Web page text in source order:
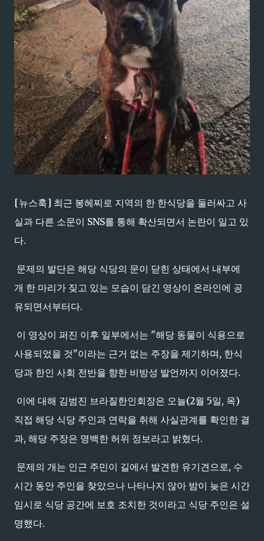
[뉴스훅] 최근 봉헤찌로 지역의 한 한식당을 둘러싸고 사
실과 다른 소문이 SNS를 통해 확산되면서 논란이 일고 있
다.
문제의 발단은 해당 식당의 문이 닫힌 상태에서 내부에
개 한 마리가 짖고 있는 모습이 담긴 영상이 온라인에 공
유되면서부터다.
이 영상이 퍼진 이후 일부에서는 "해당 동물이 식용으로
사용되었을 것"이라는 근거 없는 주장을 제기하며, 한식
당과 한인 사회 전반을 향한 비방성 발언까지 이어졌다.
이에 대해 김범진 브라질한인회장은 오늘(2월 5일, 목)
직접 해당 식당 주인과 연락을 취해 사실관계를 확인한 결
과, 해당 주장은 명백한 허위 정보라고 밝혔다.
문제의 개는 인근 주민이 길에서 발견한 유기견으로, 수
시간 동안 주인을 찾았으나 나타나지 않아 밤이 늦은 시간
임시로 식당 공간에 보호 조치한 것이라고 식당 주인은 설
명했다.